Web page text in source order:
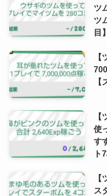
ツ
ツ
目】
使
す
ト
ス